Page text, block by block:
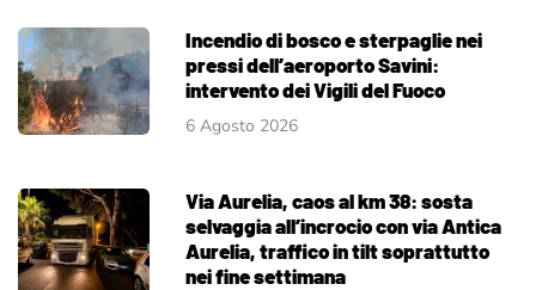
Incendio di bosco e sterpaglie nei
pressi dell’aeroporto Savini:
intervento dei Vigili del Fuoco
6 Agosto 2026
Via Aurelia, caos al km 38: sosta
selvaggia all’incrocio con via Antica
Aurelia, traffico in tilt soprattutto
nei fine settimana